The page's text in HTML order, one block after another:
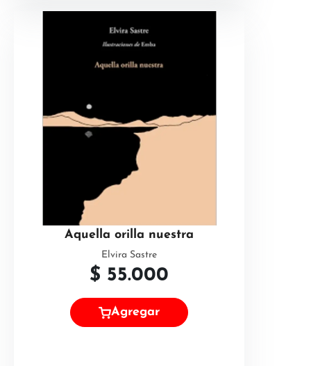
Aquella orilla nuestra
Elvira Sastre
$ 55.000
Agregar